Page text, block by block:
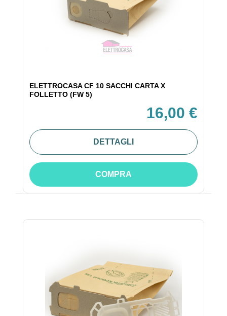
ELETTROCASA CF 10 SACCHI CARTA X
FOLLETTO (FW 5)
16,00 €
DETTAGLI
COMPRA